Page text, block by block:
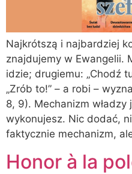
Najkrótszą i najbardziej
znajdujemy w Ewangelii.
idzie; drugiemu: „Chodź
„Zrób to!” – a robi –
8, 9). Mechanizm
wykonujesz. Nic dodać,
faktycznie mechanizm,
Honor à la